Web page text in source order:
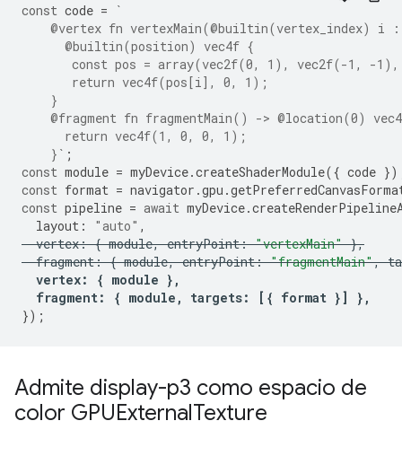
const code =
`
@vertex fn vertexMain(@builtin(vertex_index) i
      @builtin(position) vec4f {
const pos = array(vec2f(0, 1), vec2f(-1, -
       return vec4f(pos[i], 0, 1);
    }
@fragment fn fragmentMain() -> @location(0)
      return vec4f(1, 0, 0, 1);
    }`
;
const module = myDevice.createShaderModule({ code
const format = navigator .gpu .
const pipeline = await myDevice.
layout : "auto" ,
vertex: { module, entryPoint: "vertexMain" },
fragment: { module, entryPoint: "fragmentMain",
vertex: { module },
fragment: { module , targets: [{ format }]
},
});
Admite display-p3 como espacio de
color GPUExternalTexture